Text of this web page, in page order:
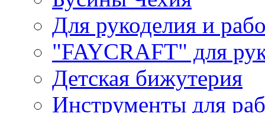
Для рукоделия и
"FAYCRAFT" для
Детская бижутерия
Инструменты для